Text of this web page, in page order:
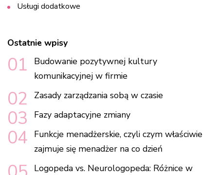
Usługi dodatkowe
Ostatnie wpisy
Budowanie pozytywnej kultury
komunikacyjnej w firmie
Zasady zarządzania sobą w czasie
Fazy adaptacyjne zmiany
Funkcje menadżerskie, czyli czym właściwie
zajmuje się menadżer na co dzień
Logopeda vs. Neurologopeda: Różnice w